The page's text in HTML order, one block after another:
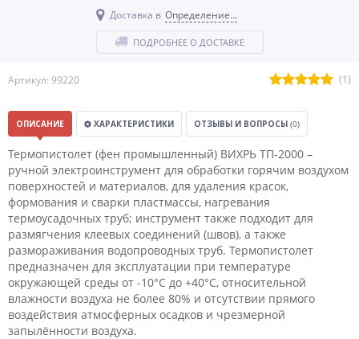
Артикул: 99220 (1)
Доставка в Определение...
ПОДРОБНЕЕ О ДОСТАВКЕ
ОПИСАНИЕ ХАРАКТЕРИСТИКИ ОТЗЫВЫ И ВОПРОСЫ (0)
Термопистолет (фен промышленный) ВИХРЬ ТП-2000 –
ручной электроинструмент для обработки горячим воздухом
поверхностей и материалов, для удаления красок,
формования и сварки пластмассы, нагревания
термоусадочных труб; инструмент также подходит для
размягчения клеевых соединений (швов), а также
размораживания водопроводных труб. Термопистолет
предназначен для эксплуатации при температуре
окружающей среды от -10°С до +40°С, относительной
влажности воздуха не более 80% и отсутствии прямого
воздействия атмосферных осадков и чрезмерной
запылённости воздуха.